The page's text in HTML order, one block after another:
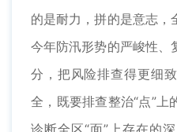
的是耐力，拼的是意志，
今年防汛形势的严峻性、
分，把风险排查得更细
全，既要排查整治“点”
诊断全区“面”上存在的